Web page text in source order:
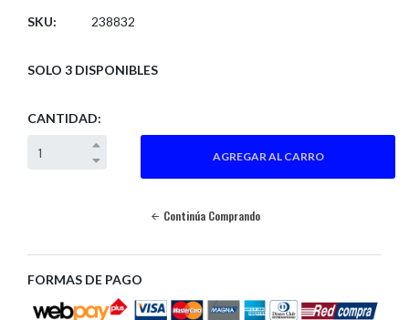
SKU: 238832
SOLO 3 DISPONIBLES
CANTIDAD:
Continúa Comprando
FORMAS DE PAGO